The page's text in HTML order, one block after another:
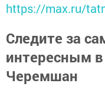
https://max.ru/
Следите за
интересным в
Черемшан